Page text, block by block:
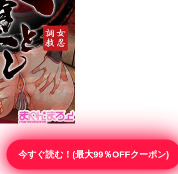
今すぐ読む！(最大99％OFFクーポン)